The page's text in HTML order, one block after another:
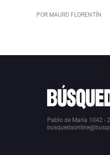
POR MAURO FLORENTÍN
Pablo de María 1042 -